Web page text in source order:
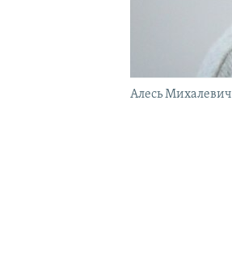
Алесь Михалевич